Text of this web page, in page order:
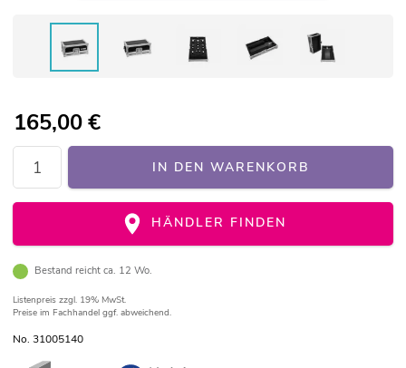
165,00€
IN DEN WARENKORB
HÄNDLER FINDEN
Bestand reicht ca. 12 Wo.
Listenpreis zzgl. 19% MwSt.
Preise im Fachhandel ggf. abweichend.
No. 31005140